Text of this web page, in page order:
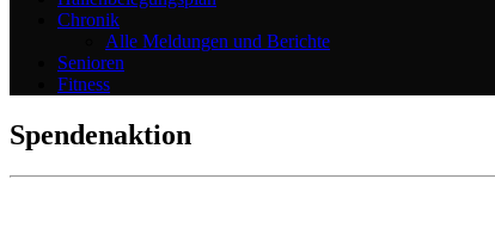
Chronik
Alle Meldungen und Berichte
Senioren
Fitness
Spendenaktion